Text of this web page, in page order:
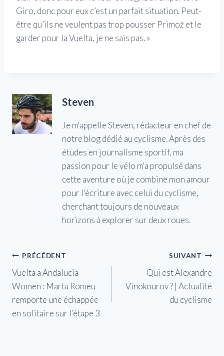
Giro, donc pour eux c’est un parfait situation. Peut-
être qu’ils ne veulent pas trop pousser Primož et le
garder pour la Vuelta, je ne sais pas. »
Steven
Je m'appelle Steven, rédacteur en chef de
notre blog dédié au cyclisme. Après des
études en journalisme sportif, ma
passion pour le vélo m'a propulsé dans
cette aventure où je combine mon amour
pour l'écriture avec celui du cyclisme,
cherchant toujours de nouveaux
horizons à explorer sur deux roues.
Navigation
de
l’article
PRÉCÉDENT
Vuelta a Andalucia
Women : Marta Romeu
remporte une échappée
en solitaire sur l’étape 3
SUIVANT
Qui est Alexandre
Vinokourov ? | Actualité
du cyclisme